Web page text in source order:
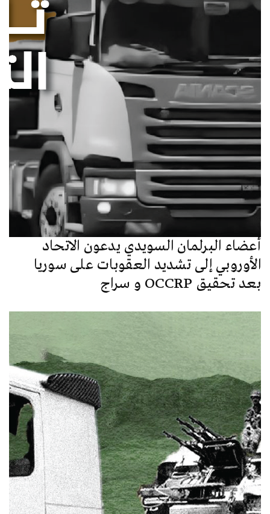
أعضاء البرلمان السويدي يدعون الاتحاد
الأوروبي إلى تشديد العقوبات على سوريا
بعد تحقيق OCCRP و سراج